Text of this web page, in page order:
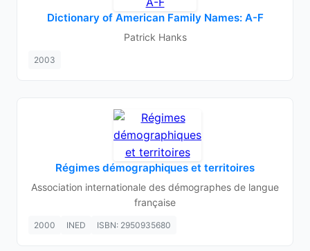
Dictionary of American Family Names: A-F
Patrick Hanks
2003
Régimes démographiques et territoires
Association internationale des démographes de langue
française
2000 INED ISBN: 2950935680